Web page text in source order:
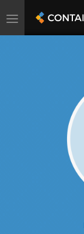
Toggle